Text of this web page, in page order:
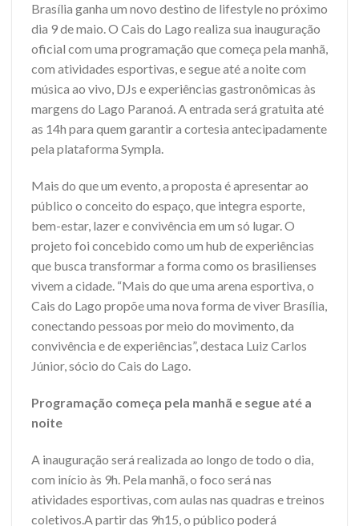
Brasília ganha um novo destino de lifestyle no próximo
dia 9 de maio. O Cais do Lago realiza sua inauguração
oficial com uma programação que começa pela manhã,
com atividades esportivas, e segue até a noite com
música ao vivo, DJs e experiências gastronômicas às
margens do Lago Paranoá. A entrada será gratuita até
as 14h para quem garantir a cortesia antecipadamente
pela plataforma Sympla.
Mais do que um evento, a proposta é apresentar ao
público o conceito do espaço, que integra esporte,
bem-estar, lazer e convivência em um só lugar. O
projeto foi concebido como um hub de experiências
que busca transformar a forma como os brasilienses
vivem a cidade. “Mais do que uma arena esportiva, o
Cais do Lago propõe uma nova forma de viver Brasília,
conectando pessoas por meio do movimento, da
convivência e de experiências”, destaca Luiz Carlos
Júnior, sócio do Cais do Lago.
Programação começa pela manhã e segue até a
noite
A inauguração será realizada ao longo de todo o dia,
com início às 9h. Pela manhã, o foco será nas
atividades esportivas, com aulas nas quadras e treinos
coletivos.A partir das 9h15, o público poderá